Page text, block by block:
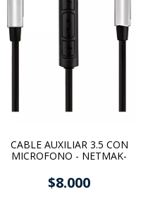
CABLE AUXILIAR 3.5 CON
MICROFONO - NETMAK-
$8.000